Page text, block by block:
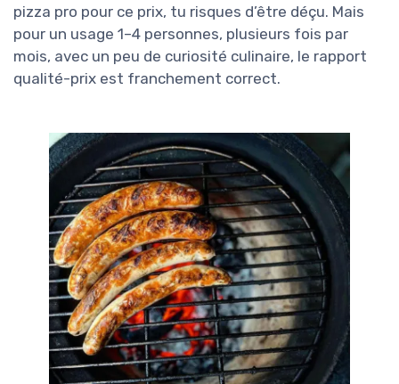
pizza pro pour ce prix, tu risques d’être déçu. Mais
pour un usage 1–4 personnes, plusieurs fois par
mois, avec un peu de curiosité culinaire, le rapport
qualité-prix est franchement correct.